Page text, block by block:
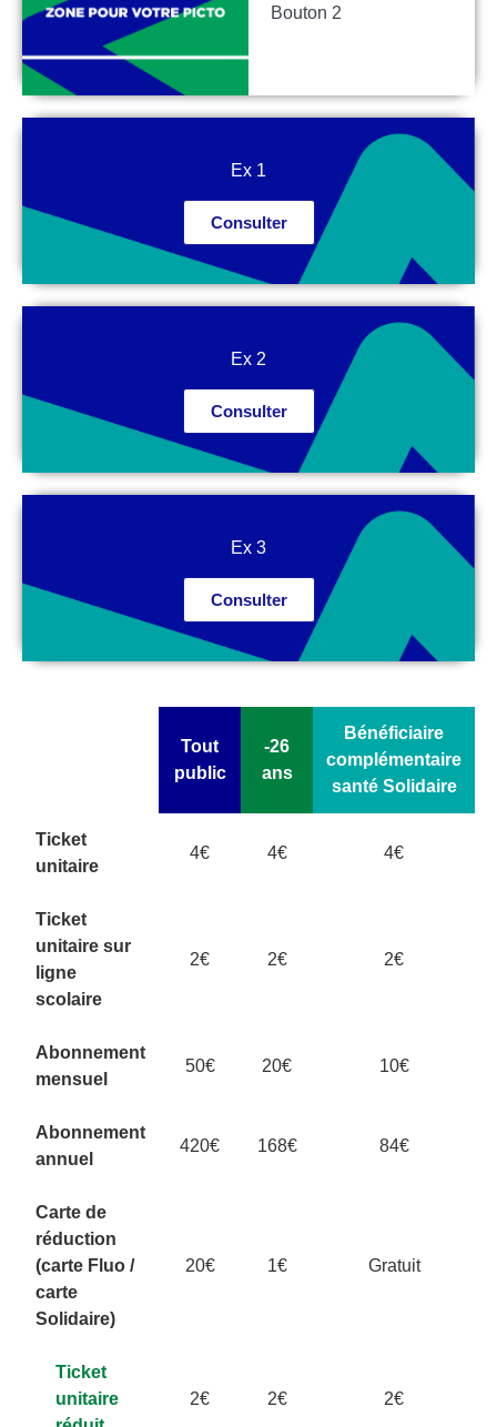
Bouton 2
Ex 1
Consulter
Ex 2
Consulter
Ex 3
Consulter
Tout
public
-26
ans
Bénéficiaire
complémentaire
santé Solidaire
Ticket
unitaire
4€ 4€ 4€
Ticket
unitaire sur
ligne
scolaire
2€ 2€ 2€
Abonnement
mensuel
50€ 20€ 10€
Abonnement
annuel
420€ 168€ 84€
Carte de
réduction
(carte Fluo /
carte
Solidaire)
20€ 1€ Gratuit
Ticket
unitaire
2€ 2€ 2€